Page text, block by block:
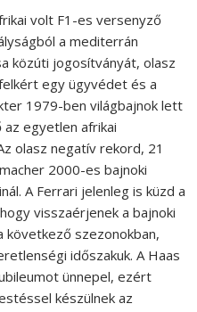
volt F1-es versenyző
a mediterrán
közúti jogosítványát, olasz
egy ügyvédet és a
1979-ben világbajnok lett
az egyetlen afrikai
olasz negatív rekord, 21
2000-es bajnoki
A Ferrari jelenleg is küzd a
visszaérjenek a bajnoki
következő szezonokban,
időszakuk. A Haas
ünnepel, ezért
készülnek az